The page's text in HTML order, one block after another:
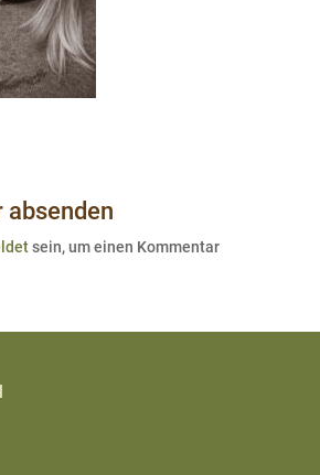
absenden
sein, um einen Kommentar